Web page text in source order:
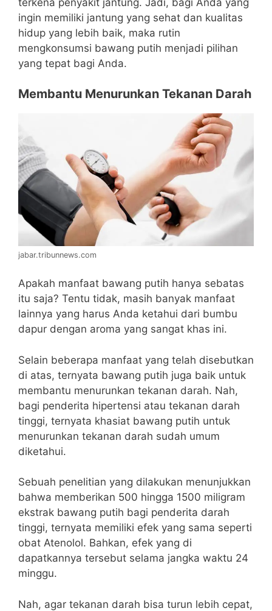
ingin memiliki jantung yang sehat dan kualitas
hidup yang lebih baik, maka rutin
mengkonsumsi bawang putih menjadi pilihan
yang tepat bagi Anda.
Membantu Menurunkan Tekanan Darah
jabar.tribunnews.com
Apakah manfaat bawang putih hanya sebatas
itu saja? Tentu tidak, masih banyak manfaat
lainnya yang harus Anda ketahui dari bumbu
dapur dengan aroma yang sangat khas ini.
Selain beberapa manfaat yang telah disebutkan
di atas, ternyata bawang putih juga baik untuk
membantu menurunkan tekanan darah. Nah,
bagi penderita hipertensi atau tekanan darah
tinggi, ternyata khasiat bawang putih untuk
menurunkan tekanan darah sudah umum
diketahui.
Sebuah penelitian yang dilakukan menunjukkan
bahwa memberikan 500 hingga 1500 miligram
ekstrak bawang putih bagi penderita darah
tinggi, ternyata memiliki efek yang sama seperti
obat Atenolol. Bahkan, efek yang di
dapatkannya tersebut selama jangka waktu 24
minggu.
Nah, agar tekanan darah bisa turun lebih cepat,